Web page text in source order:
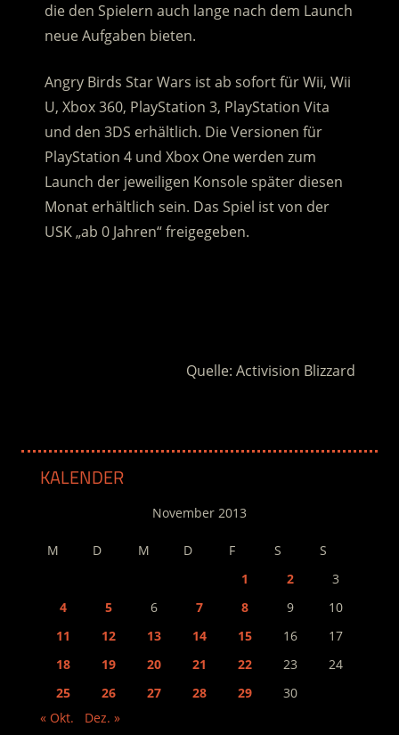
die den Spielern auch lange nach dem Launch
neue Aufgaben bieten.
Angry Birds Star Wars ist ab sofort für Wii, Wii
U, Xbox 360, PlayStation 3, PlayStation Vita
und den 3DS erhältlich. Die Versionen für
PlayStation 4 und Xbox One werden zum
Launch der jeweiligen Konsole später diesen
Monat erhältlich sein. Das Spiel ist von der
USK „ab 0 Jahren“ freigegeben.
Quelle: Activision Blizzard
KALENDER
November 2013
M D M D F S
S
1
2
3
4
5 6 7 8 9
10
11
12 13 14 15 16
17
18
19 20 21 22 23
24
25
26 27 28 29
30
« Okt.
Dez. »